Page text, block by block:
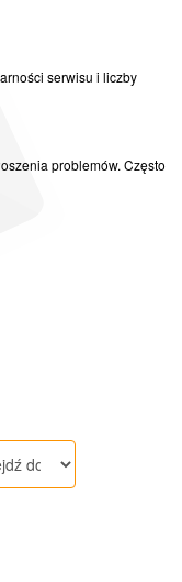
serwisu i liczby
problemów. Często